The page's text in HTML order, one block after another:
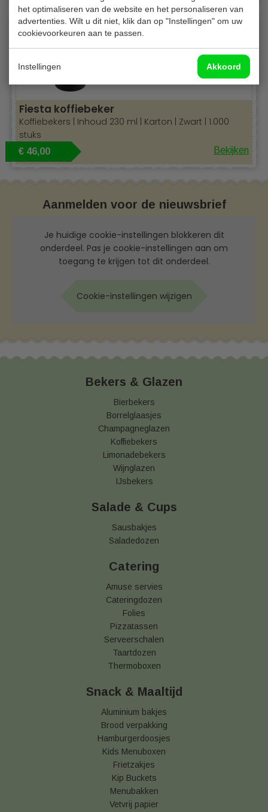
het optimaliseren van de website en het personaliseren van
advertenties. Wilt u dit niet, klik dan op "Instellingen" om uw
cookievoorkeuren aan te passen.
Instellingen Akkoord
Recyclebaar
Fiesta koffiebeker
Koffiebekers | Inhoud 230 ml | Karton | Zwart | 1.000
stuks
€ 46,00 Bekijken
Aanmelden voor de nieuwsbrief
Je huidige cookie-instellingen blokkeren dit
onderdeel. Pas je cookie-instellingen aan om
toegang te krijgen tot dit onderdeel.
Cookie-instellingen wijzigen
Bekers & Glazen
Bierbekers
Borrelglaasjes
Champagneglazen
Koffiebekers
Limonadebekers
Wijnglazen
IJsbekers
Salade & Cups
Sausbakjes
Saladedozen
Catering
Amuse servies
Cateringdozen
Folies
Pizzatassen
Serveerschalen
Taartdozen
Thermoboxen
Snack & Maaltijd
Aluminium bakjes
Brood verpakking
Hamburgerdoosjes
Kids Menuboxen
Frietzakjes
Kip Buckets
Menubakken
Vetvrij papier